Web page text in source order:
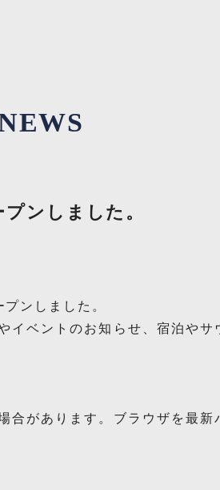
ンしました。
ンしました。
イベントのお知らせ、宿泊やサ
合があります。ブラウザを最新